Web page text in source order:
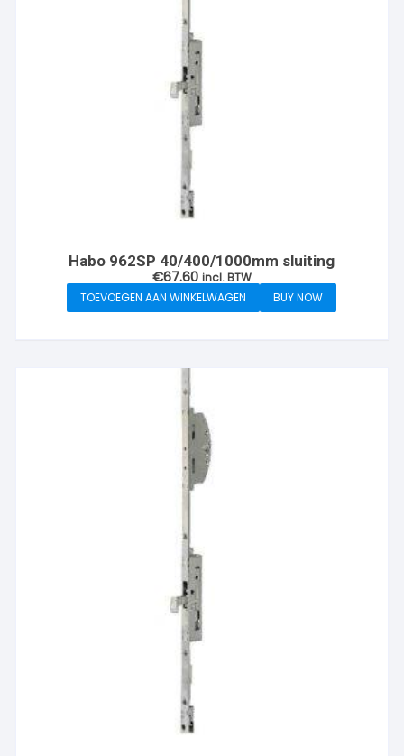
Habo 962SP 40/400/1000mm sluiting
€67.60 incl. BTW
TOEVOEGEN AAN WINKELWAGEN
BUY NOW